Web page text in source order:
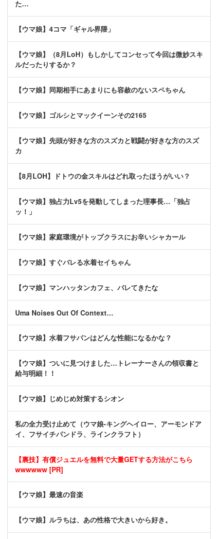
た…
【ウマ娘】4コマ「ギャル界隈」
【ウマ娘】（8月LoH）もしかしてコンセって今回は微妙スキ
ルだったりするか？
【ウマ娘】同期相手にあまりにも容赦のないスペちゃん
【ウマ娘】ゴルシとマックイーンその2165
【ウマ娘】先頭が好きな方のスズカと戦闘が好きな方のスズ
カ
【8月LOH】ドトウの金スキルはどれ取ったほうがいい？
【ウマ娘】独占力Lv5を発動してしまった理事長…「独占
ッ！」
【ウマ娘】家庭環境がトップクラスにお辛いシャカール
【ウマ娘】すぐバレる水着セイちゃん
【ウマ娘】マンハッタンカフェ、バレてきたな
Uma Noises Out Of Context…
【ウマ娘】水着フサパンはどんな性能になるかな？
【ウマ娘】ついに見つけました…トレーナーさんの領収書と
給与明細！！
【ウマ娘】じめじめ対策するシオン
私の全力受け止めて（ウマ娘-キングヘイロー、アーモンドア
イ、フサイチパンドラ、ラインクラフト）
【裏技】有償ジュエルを無料で大量GETする方法がこちら
wwwwww [PR]
【ウマ娘】最速の音楽
【ウマ娘】ルラちは、あの性格で大きいから好き。